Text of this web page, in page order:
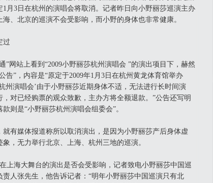
1月3日在杭州的演唱会将取消。记者昨日向小野丽莎巡演主办
、北京的巡演不会受影响，而小野的身体也非常健康。
过
站上看到“2009小野丽莎杭州演唱会 ”的演出项目下，赫然
告”，内容是“原定于2009年1月3日在杭州黄龙体育馆举办
州演唱会’由于小野丽莎近期身体不适，无法进行长时间演
对已经购票的观众致歉，主办方将全额退款。”公告还写明
则是“小野丽莎杭州演唱会组委会”。
媒体报道称所以取消演出，是因为小野丽莎产后身体虚
，无力举行北京、上海、杭州三地的巡演。
海大舞台的演出是否会受影响，记者致电小野丽莎中国巡
责人张先生，他告诉记者：“明年小野丽莎中国巡演只有北